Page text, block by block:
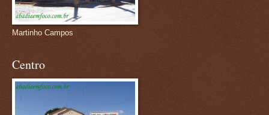
Martinho Campos
Centro